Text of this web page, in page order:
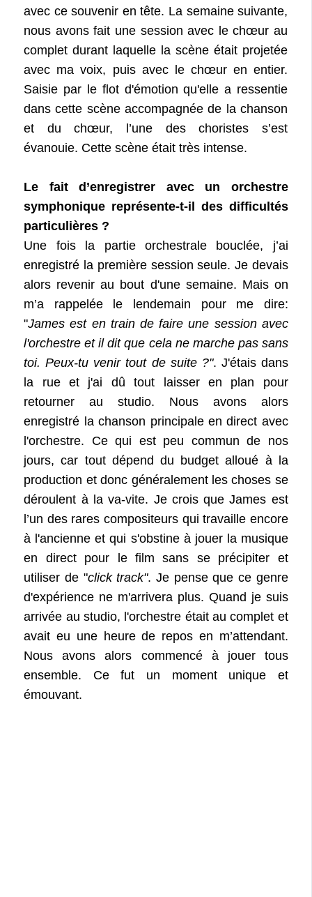
avec ce souvenir en tête. La semaine suivante,
nous avons fait une session avec le chœur au
complet durant laquelle la scène était projetée
avec ma voix, puis avec le chœur en entier.
Saisie par le flot d'émotion qu'elle a ressentie
dans cette scène accompagnée de la chanson
et du chœur, l’une des choristes s’est
évanouie. Cette scène était très intense.
Le fait d’enregistrer avec un orchestre
symphonique représente-t-il des difficultés
particulières ?
Une fois la partie orchestrale bouclée, j’ai
enregistré la première session seule. Je devais
alors revenir au bout d'une semaine. Mais on
m’a rappelée le lendemain pour me dire:
"James est en train de faire une session avec
l'orchestre et il dit que cela ne marche pas sans
toi. Peux-tu venir tout de suite ?". J'étais dans
la rue et j'ai dû tout laisser en plan pour
retourner au studio. Nous avons alors
enregistré la chanson principale en direct avec
l'orchestre. Ce qui est peu commun de nos
jours, car tout dépend du budget alloué à la
production et donc généralement les choses se
déroulent à la va-vite. Je crois que James est
l’un des rares compositeurs qui travaille encore
à l'ancienne et qui s'obstine à jouer la musique
en direct pour le film sans se précipiter et
utiliser de "click track". Je pense que ce genre
d'expérience ne m'arrivera plus. Quand je suis
arrivée au studio, l'orchestre était au complet et
avait eu une heure de repos en m’attendant.
Nous avons alors commencé à jouer tous
ensemble. Ce fut un moment unique et
émouvant.